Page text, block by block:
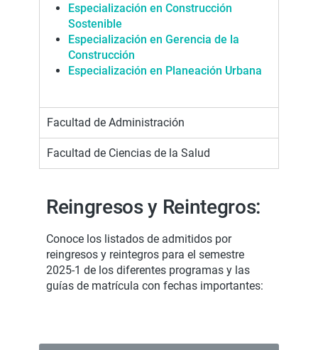
Especialización en Construcción
Sostenible
Especialización en Gerencia de la
Construcción
Especialización en Planeación Urbana
Facultad de Administración
Facultad de Ciencias de la Salud
Reingresos y Reintegros:
Conoce los listados de admitidos por
reingresos y reintegros para el semestre
2025-1 de los diferentes programas y las
guías de matrícula con fechas importantes: